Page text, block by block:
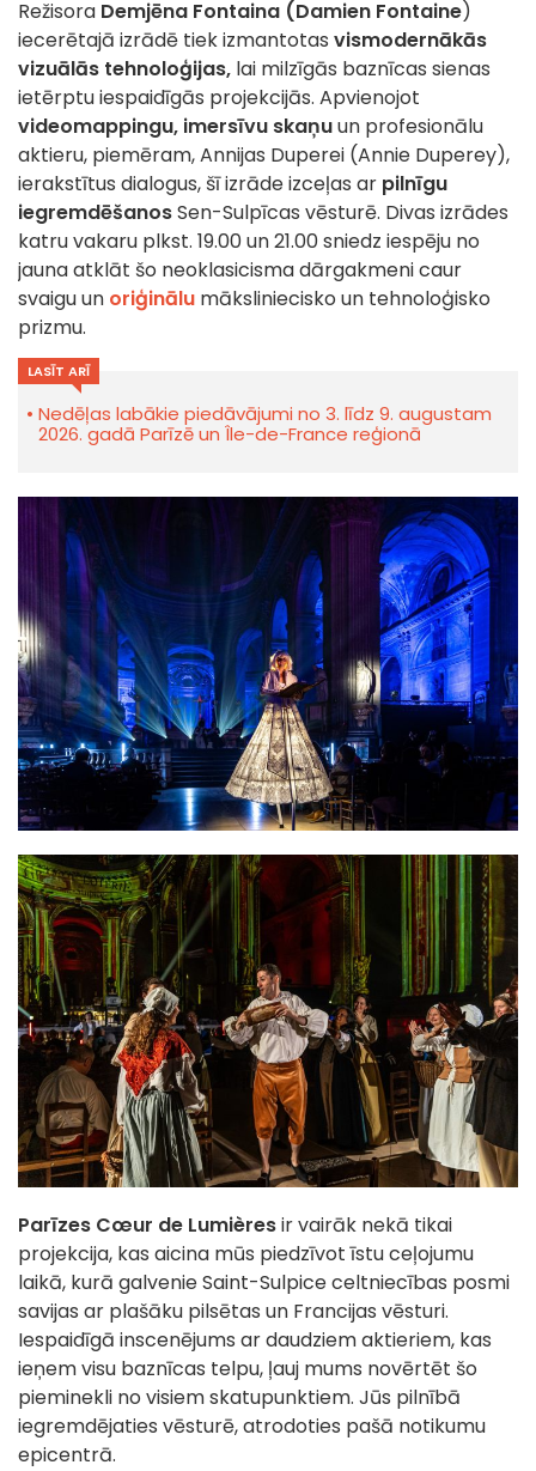
Režisora Demjēna Fontaina (Damien Fontaine)
iecerētajā izrādē tiek izmantotas vismodernākās
vizuālās tehnoloģijas, lai milzīgās baznīcas sienas
ietērptu iespaidīgās projekcijās. Apvienojot
videomappingu, imersīvu skaņuun profesionālu
aktieru, piemēram, Annijas Duperei (Annie Duperey),
ierakstītus dialogus, šī izrāde izceļas ar pilnīgu
iegremdēšanosSen-Sulpīcas vēsturē. Divas izrādes
katru vakaru plkst. 19.00 un 21.00 sniedz iespēju no
jauna atklāt šo neoklasicisma dārgakmeni caur
svaigu un oriģinālu māksliniecisko un tehnoloģisko
prizmu.
LASĪT ARĪ
Nedēļas labākie piedāvājumi no 3. līdz 9. augustam
2026. gadā Parīzē un Île-de-France reģionā
Parīzes Cœur de Lumièresir vairāk nekā tikai
projekcija, kas aicina mūs piedzīvot īstu ceļojumu
laikā, kurā galvenie Saint-Sulpice celtniecības posmi
savijas ar plašāku pilsētas un Francijas vēsturi.
Iespaidīgā inscenējums ar daudziem aktieriem, kas
ieņem visu baznīcas telpu, ļauj mums novērtēt šo
pieminekli no visiem skatupunktiem. Jūs pilnībā
iegremdējaties vēsturē, atrodoties pašā notikumu
epicentrā.